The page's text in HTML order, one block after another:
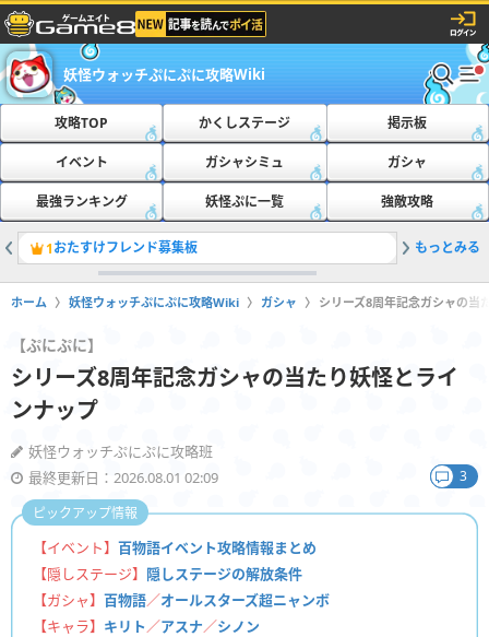
妖怪ウォッチぷにぷに攻略Wiki
攻略TOP かくしステージ 掲示板
イベント ガシャシミュ ガシャ
最強ランキング 妖怪ぷに一覧 強敵攻略
1おたすけフレンド募集板 2最新の
もっとみる
ホーム 妖怪ウォッチぷにぷに攻略Wiki ガシャ シリーズ8周年記念ガシャの当
【ぷにぷに】
シリーズ8周年記念ガシャの当たり妖怪とライ
ンナップ
妖怪ウォッチぷにぷに攻略班
最終更新日：2026.08.01 02:09
3
【イベント】 百物語イベント攻略情報まとめ
【隠しステージ】 隠しステージの解放条件
【ガシャ】 百物語／オールスターズ超ニャンボ
【キャラ】 キリト／アスナ／シノン
ピックアップ情報